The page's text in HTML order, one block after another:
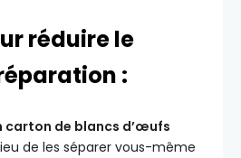
réduire le
:
carton de blancs d’œufs
de les séparer vous-même